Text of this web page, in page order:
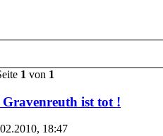
1 von 1
ist tot !
18:47